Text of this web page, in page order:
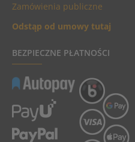
Zamówienia publiczne
Odstąp od umowy tutaj
BEZPIECZNE PŁATNOŚCI